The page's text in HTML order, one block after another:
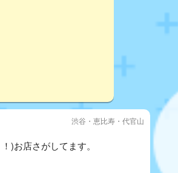
渋谷・恵比寿・代官山
)お店さがしてます。